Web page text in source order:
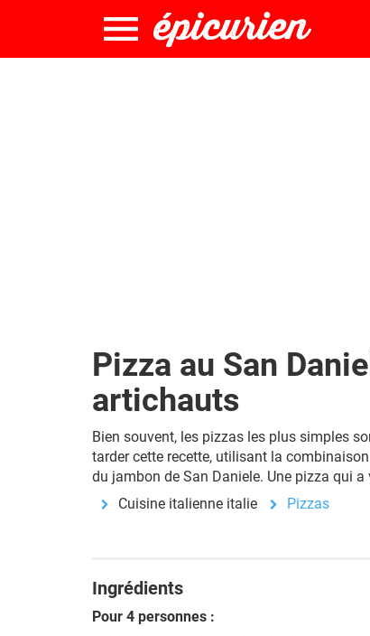
Pizza au San
artichauts
Bien souvent, les pizzas les plus simples
tarder cette recette, utilisant la
du jambon de San Daniele. Une pizza qui
Cuisine italienne italie
Pizzas
Ingrédients
Pour 4 personnes :